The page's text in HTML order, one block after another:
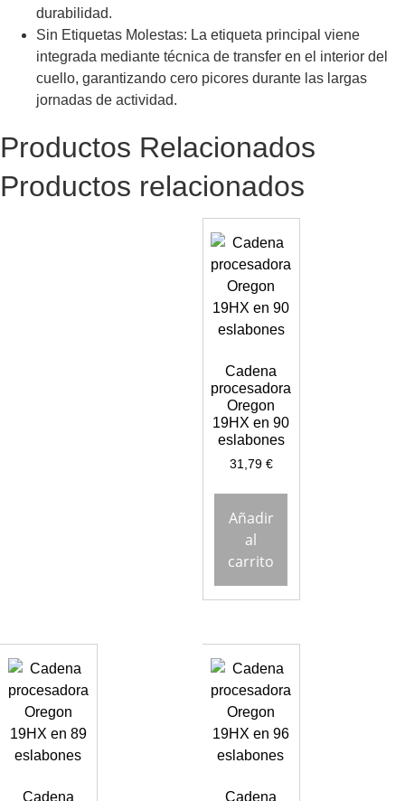
durabilidad.
Sin Etiquetas Molestas: La etiqueta principal viene
integrada mediante técnica de transfer en el interior del
cuello, garantizando cero picores durante las largas
jornadas de actividad.
Productos Relacionados
Productos relacionados
Cadena
procesadora
Oregon
19HX en 90
eslabones
31,79 €
Añadir
al
carrito
Cadena Cadena